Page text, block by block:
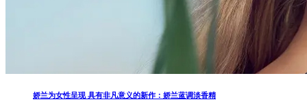
娇兰为女性呈现 具有非凡意义的新作：娇兰蓝调淡香精